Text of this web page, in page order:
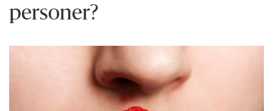
personer?